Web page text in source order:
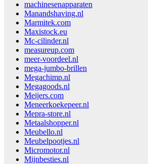
machinesenapparaten
Manandshaving.nl
Marmitek.com
Maxistock.eu
Mc-cilinder.nl
measureup.com
meer-voordeel.nl
mega-jumbo-brillen
Megachimp.nl
Megagoods.nl
Meijers.com
Meneerkoekepeer.nl
Mepra-store.nl
Metaalshopper.nl
Meubello.nl
Meubelpootjes.nl
Micromotor.nl
Mijnbesties.nl